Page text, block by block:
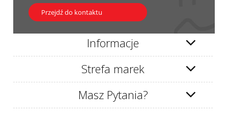
Przejdź do kontaktu
Informacje
Strefa marek
Masz Pytania?